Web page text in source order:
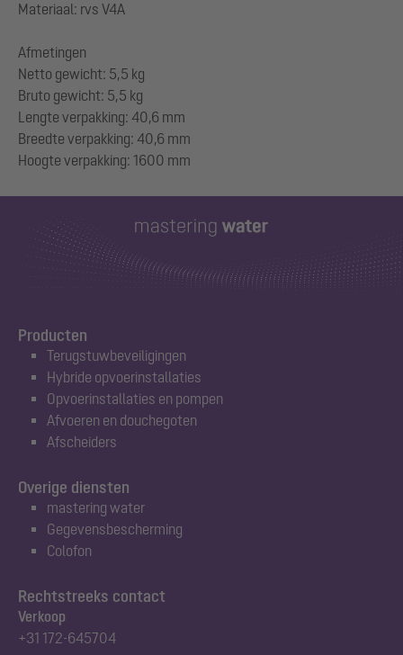
Materiaal: rvs V4A
Afmetingen
Netto gewicht: 5,5 kg
Bruto gewicht: 5,5 kg
Lengte verpakking: 40,6 mm
Breedte verpakking: 40,6 mm
Producten
Terugstuwbeveiligingen
Hybride opvoerinstallaties
Opvoerinstallaties en pompen
Afvoeren en douchegoten
Afscheiders
Rechtstreeks contact
Verkoop
+31 172-645704
Overige diensten
mastering water
Gegevensbescherming
Colofon